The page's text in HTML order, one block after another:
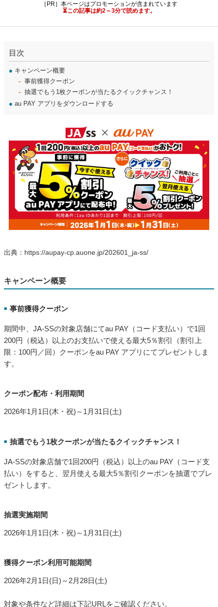
［PR］本ページはプロモーションが含まれています
⏳この記事は約2～3分で読めます。
目次
● キャンペーン概要
事前獲得クーポン
抽選でもう1枚クーポンが当たるクイックチャンス！
● au PAY アプリをダウンロードする
出典：https://aupay-cp.auone.jp/202601_ja-ss/
キャンペーン概要
■ 事前獲得クーポン
期間中、JA-SSの対象店舗にてau PAY（コード支払い）で1回
200円（税込）以上のお支払いで使える最大5％割引（割引上
限：100円／回）クーポンをau PAY アプリにてプレゼントしま
す。
クーポン配布・利用期間
2026年1月1日(木・祝)～1月31日(土)
■ 抽選でもう1枚クーポンが当たるクイックチャンス！
JA-SSの対象店舗で1回200円（税込）以上のau PAY（コード支
払い）をすると、翌月使える最大5％割引クーポンを抽選でプレ
ゼントします。
抽選実施期間
2026年1月1日(木・祝)～1月31日(土)
獲得クーポン利用可能期間
2026年2月1日(日)～2月28日(土)
対象や条件など詳細は下記URLをご確認ください。